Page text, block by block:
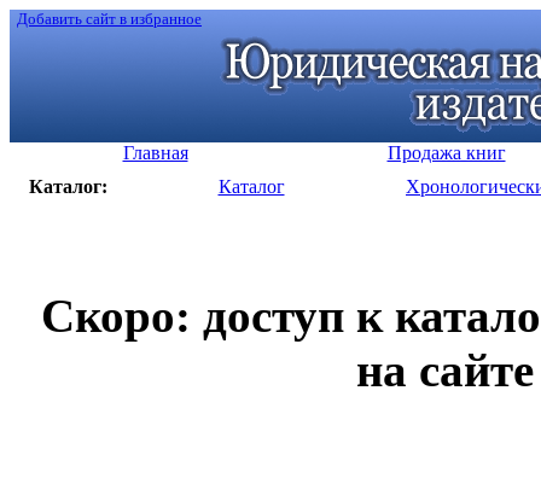
Добавить сайт в избранное
Главная
Продажа книг
Каталог:
Каталог
Скоро: доступ к
на